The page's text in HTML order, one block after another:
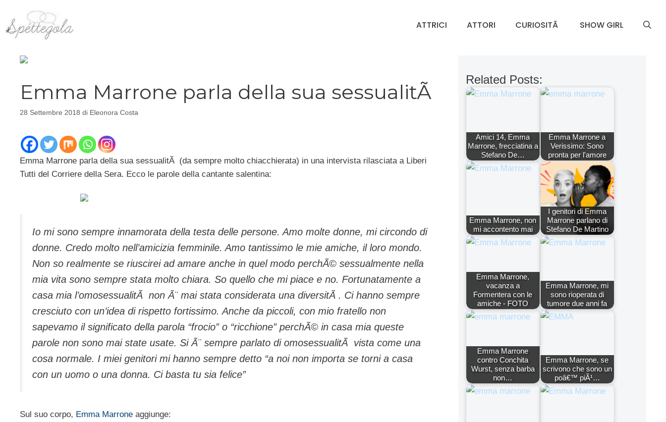
contenuto
ATTRICI ATTORI CURIOSITÃ SHOW GIRL
Emma Marrone parla della sua sessualitÃ
28 Settembre 2018 di Eleonora Costa
Emma Marrone parla della sua sessualitÃ (da sempre molto chiacchierata) in una intervista rilasciata a Liberi
Tutti del Corriere della Sera. Ecco le parole della cantante salentina:
Io mi sono sempre innamorata della testa delle persone. Amo molte donne, mi circondo di
donne. Credo molto nell’amicizia femminile. Amo tantissimo le mie amiche, il loro mondo.
Non so realmente se riuscirei ad amare anche in quel modo perchÃ© sessualmente nella
mia vita sono sempre stata molto chiara. So quello che mi piace e no. Fortunatamente a
casa mia l’omosessualitÃ non Ã¨ mai stata considerata una diversitÃ . Ci hanno sempre
cresciuto con un’idea di rispetto fortissimo. Anche da piccoli, con mio fratello non
sapevamo il significato della parola “frocio” o “ricchione” perchÃ© in casa mia queste
parole non sono mai state usate. Si Ã¨ sempre parlato di omosessualitÃ vista come una
cosa normale. I miei genitori mi hanno sempre detto “a noi non importa se torni a casa
con un uomo o una donna. Ci basta tu sia felice”
Sul suo corpo, Emma Marrone aggiunge:
Related Posts:
Amici 14, Emma
Marrone, frecciatina a
Stefano De…
Emma Marrone a
Verissimo: Sono
pronta per l'amore
Emma Marrone, non
mi accontento mai
I genitori di Emma
Marrone parlano di
Stefano De Martino
Emma Marrone,
vacanza a
Formentera con le
amiche - FOTO
Emma Marrone, mi
sono rioperata di
tumore due anni fa
Emma Marrone
contro Conchita
Wurst, senza barba
non…
Emma Marrone, se
scrivono che sono un
poâ€™ piÃ¹…